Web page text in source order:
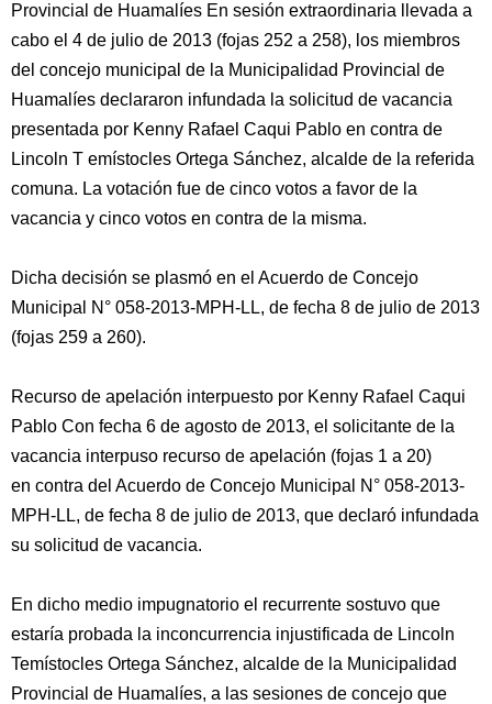
Provincial de Huamalíes En sesión extraordinaria llevada a
cabo el 4 de julio de 2013 (fojas 252 a 258), los miembros
del concejo municipal de la Municipalidad Provincial de
Huamalíes declararon infundada la solicitud de vacancia
presentada por Kenny Rafael Caqui Pablo en contra de
Lincoln T emístocles Ortega Sánchez, alcalde de la referida
comuna. La votación fue de cinco votos a favor de la
vacancia y cinco votos en contra de la misma.
Dicha decisión se plasmó en el Acuerdo de Concejo
Municipal N° 058-2013-MPH-LL, de fecha 8 de julio de 2013
(fojas 259 a 260).
Recurso de apelación interpuesto por Kenny Rafael Caqui
Pablo Con fecha 6 de agosto de 2013, el solicitante de la
vacancia interpuso recurso de apelación (fojas 1 a 20)
en contra del Acuerdo de Concejo Municipal N° 058-2013-
MPH-LL, de fecha 8 de julio de 2013, que declaró infundada
su solicitud de vacancia.
En dicho medio impugnatorio el recurrente sostuvo que
estaría probada la inconcurrencia injustificada de Lincoln
Temístocles Ortega Sánchez, alcalde de la Municipalidad
Provincial de Huamalíes, a las sesiones de concejo que